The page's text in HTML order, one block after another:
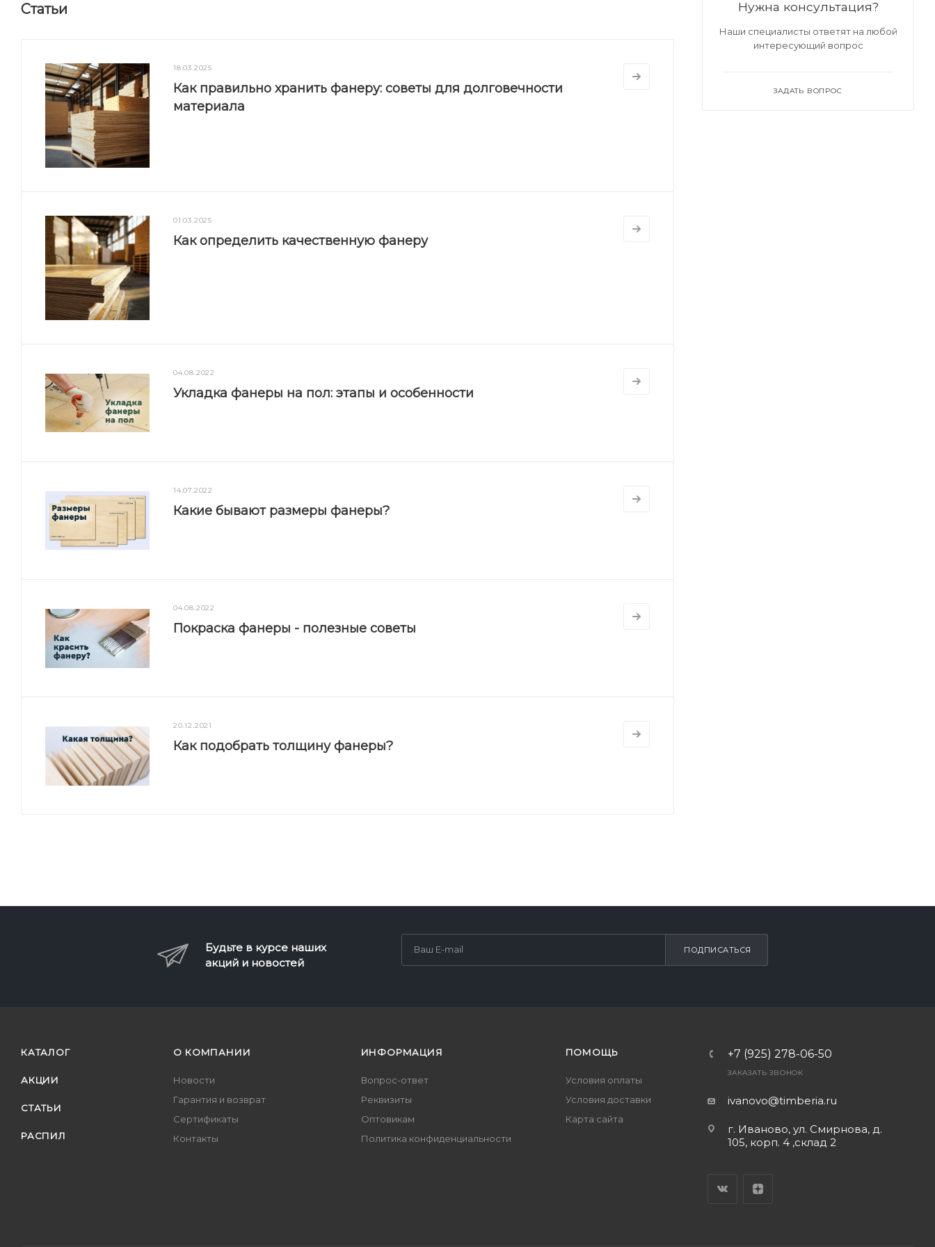
Статьи
18.03.2025
Как правильно хранить фанеру: советы для долговечности
материала
01.03.2025
Как определить качественную фанеру
04.08.2022
Укладка фанеры на пол: этапы и особенности
14.07.2022
Какие бывают размеры фанеры?
04.08.2022
Покраска фанеры - полезные советы
20.12.2021
Как подобрать толщину фанеры?
Нужна консультация?
Наши специалисты ответят на любой
интересующий вопрос
ЗАДАТЬ ВОПРОС
Будьте в курсе наших
акций и новостей
ПОДПИСАТЬСЯ
КАТАЛОГ
АКЦИИ
СТАТЬИ
РАСПИЛ
О КОМПАНИИ
Новости
Гарантия и возврат
Сертификаты
Контакты
ИНФОРМАЦИЯ
Вопрос-ответ
Реквизиты
Оптовикам
Политика конфиденциальности
ПОМОЩЬ
Условия оплаты
Условия доставки
Карта сайта
+7 (925) 278-06-50
ЗАКАЗАТЬ ЗВОНОК
ivanovo@timberia.ru
г. Иваново, ул. Смирнова, д.
105, корп. 4 ,склад 2